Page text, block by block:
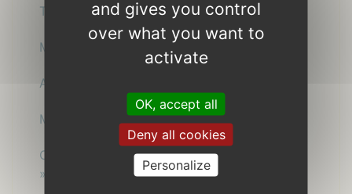
The Sugar Family
Maaar - Trio vocal
André Minvielle & Lionel Suarez
Morgane Le Cuff
Christophe et Joachin chantent « Petit Petao
»
and gives you control
over what you want to
activate
OK, accept all
Deny all cookies
Personalize